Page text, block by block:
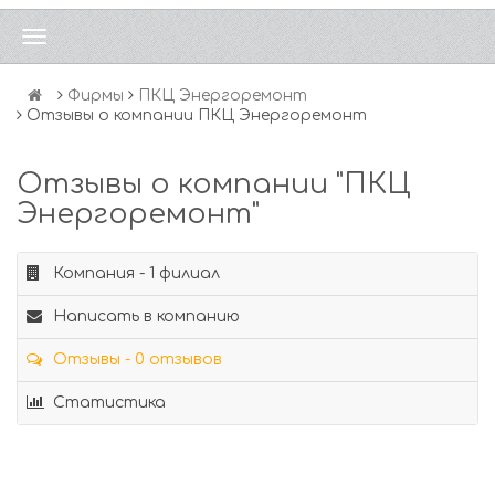
Фирмы
ПКЦ Энергоремонт
Отзывы о компании ПКЦ Энергоремонт
Отзывы о компании "ПКЦ
Энергоремонт"
Компания - 1 филиал
Написать в компанию
Отзывы - 0 отзывов
Статистика